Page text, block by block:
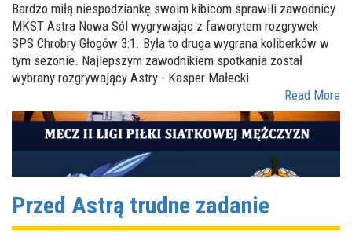
Bardzo miłą niespodziankę swoim kibicom sprawili zawodnicy
MKST Astra Nowa Sól wygrywając z faworytem rozgrywek
SPS Chrobry Głogów 3:1. Była to druga wygrana koliberków w
tym sezonie. Najlepszym zawodnikiem spotkania został
wybrany rozgrywający Astry - Kasper Małecki.
Read More
Przed Astrą trudne zadanie